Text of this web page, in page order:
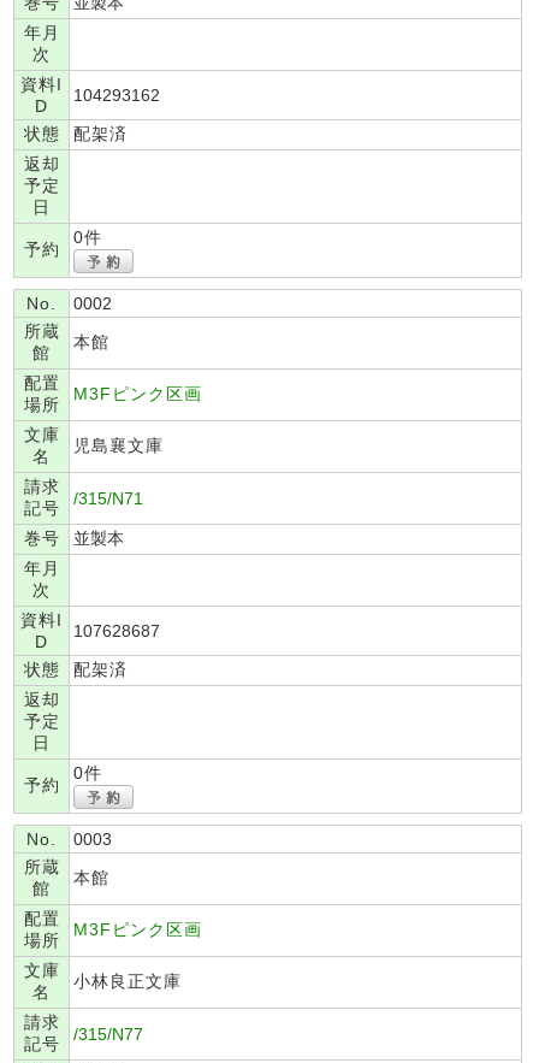
年月
次
資料I
D
104293162
状態
配架済
返却
予定
日
予約
0件
No.
0002
所蔵
館
本館
配置
場所
M3Fピンク区画
文庫
名
児島襄文庫
請求
記号
/315/N71
巻号
並製本
年月
次
資料I
D
107628687
状態
配架済
返却
予定
日
予約
0件
No.
0003
所蔵
館
本館
配置
場所
M3Fピンク区画
文庫
名
小林良正文庫
請求
記号
/315/N77